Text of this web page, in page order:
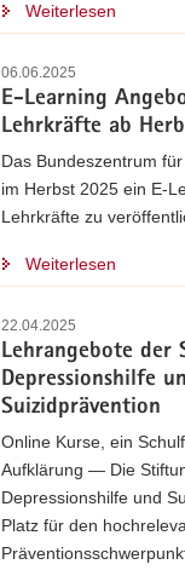
Weiterlesen
06.06.2025
E-Learning
Lehrkräfte ab
Das Bundeszentrum
im Herbst 2025 ein E-
Lehrkräfte zu
Weiterlesen
22.04.2025
Lehrangebote der
Depressionshilfe
Suizidprävention
Online Kurse, ein
Aufklärung — Die
Depressionshilfe und
Platz für den